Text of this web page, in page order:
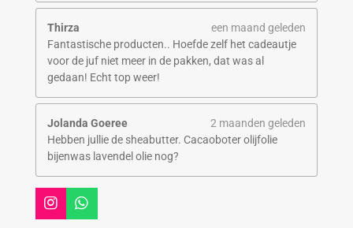
Thirza
een maand geleden
Fantastische producten.. Hoefde zelf het cadeautje
voor de juf niet meer in de pakken, dat was al
gedaan! Echt top weer!
Jolanda Goeree
2 maanden geleden
Hebben jullie de sheabutter. Cacaoboter olijfolie
bijenwas lavendel olie nog?
I
n
W
h